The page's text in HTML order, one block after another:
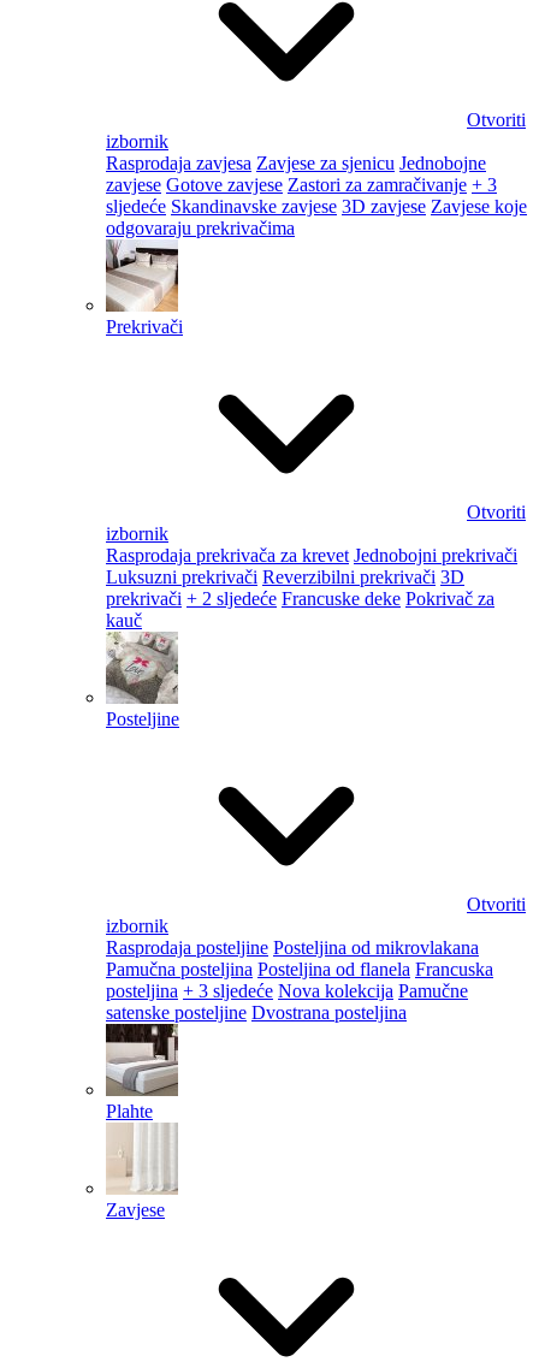
Otvoriti
izbornik
Rasprodaja zavjesa Zavjese za sjenicu Jednobojne
zavjese Gotove zavjese Zastori za zamračivanje + 3
sljedeće Skandinavske zavjese 3D zavjese Zavjese koje
odgovaraju prekrivačima
Prekrivači
Otvoriti
izbornik
Rasprodaja prekrivača za krevet Jednobojni prekrivači
Luksuzni prekrivači Reverzibilni prekrivači 3D
prekrivači + 2 sljedeće Francuske deke Pokrivač za
kauč
Posteljine
Otvoriti
izbornik
Rasprodaja posteljine Posteljina od mikrovlakana
Pamučna posteljina Posteljina od flanela Francuska
posteljina + 3 sljedeće Nova kolekcija Pamučne
satenske posteljine Dvostrana posteljina
Plahte
Zavjese